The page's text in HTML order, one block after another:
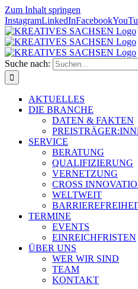
Zum Inhalt springen
InstagramLinkedInFacebook
Suche nach:
AKTUELLES
DIE BRANCHE
DATEN & FAKTEN
SERVICE
BERATUNG
QUALIFIZIERUNG
VERNETZUNG
CROSS
WELTWEIT
TERMINE
EVENTS
EINREICHFRISTEN
ÜBER UNS
WER WIR SIND
TEAM
KONTAKT